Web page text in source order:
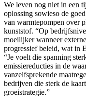
We leven nog niet in een
oplossing sowieso de
van warmtepompen over
kunststof. “Op
moeilijker wanneer
progressief beleid, wat in
“Je voelt die spanning
emissiereducties in de
vanzelfsprekende
bedrijven die sterk de
groeistrategie.”